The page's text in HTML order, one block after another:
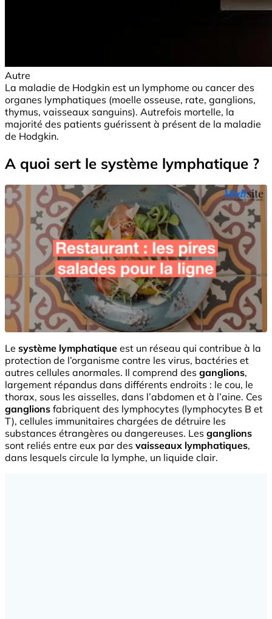
Autre
La maladie de Hodgkin est un lymphome ou cancer des
organes lymphatiques (moelle osseuse, rate, ganglions,
thymus, vaisseaux sanguins). Autrefois mortelle, la
majorité des patients guérissent à présent de la maladie
de Hodgkin.
A quoi sert le système lymphatique ?
Le système lymphatique est un réseau qui contribue à la
protection de l’organisme contre les virus, bactéries et
autres cellules anormales. Il comprend des ganglions,
largement répandus dans différents endroits : le cou, le
thorax, sous les aisselles, dans l’abdomen et à l’aine. Ces
ganglions fabriquent des lymphocytes (lymphocytes B et
T), cellules immunitaires chargées de détruire les
substances étrangères ou dangereuses. Les ganglions
sont reliés entre eux par des vaisseaux lymphatiques,
dans lesquels circule la lymphe, un liquide clair.